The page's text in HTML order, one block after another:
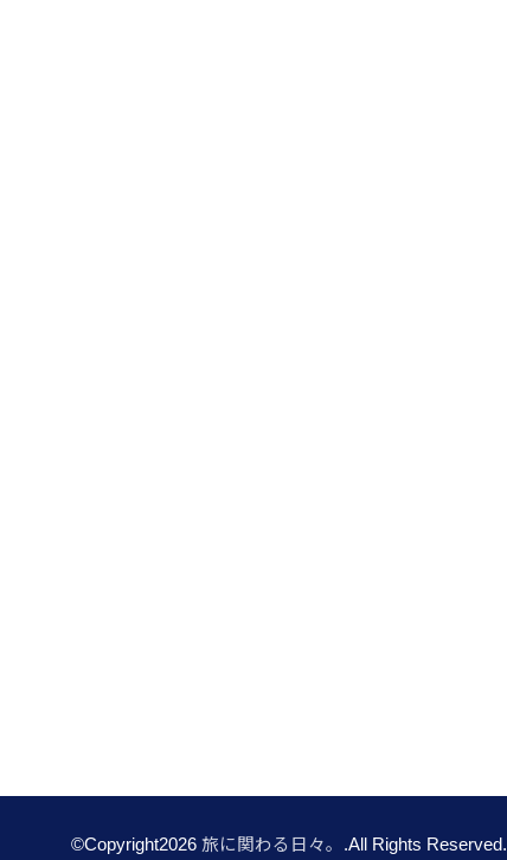
©Copyright2026 旅に関わる日々。 .All Rights Reserved.